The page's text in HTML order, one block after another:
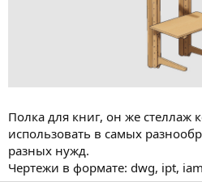
Полка для книг, он же стеллаж
использовать в самых
разных нужд.
Чертежи в формате: dwg, ipt,